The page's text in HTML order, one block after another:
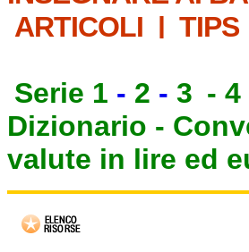
ARTICOLI | TIPS
Serie 1 - 2 - 3 - 4
Dizionario -
valute in lire ed